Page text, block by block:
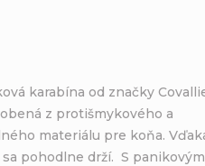
karabína od značky
z protišmykového a
materiálu pre koňa.
pohodlne drží. S panikovým